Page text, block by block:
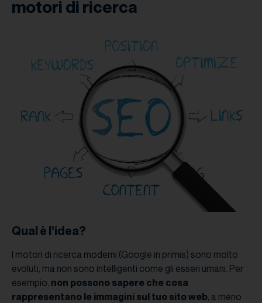
motori di ricerca
Qual è l’idea?
I motori di ricerca moderni (Google in primis) sono molto
evoluti, ma non sono intelligenti come gli esseri umani. Per
esempio, non possono sapere che cosa
rappresentano le immagini sul tuo sito web, a meno